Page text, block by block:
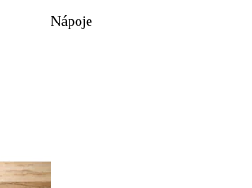
Nápoje